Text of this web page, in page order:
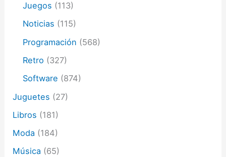
Juegos (113)
Noticias (115)
Programación (568)
Retro (327)
Software (874)
Juguetes (27)
Libros (181)
Moda (184)
Música (65)